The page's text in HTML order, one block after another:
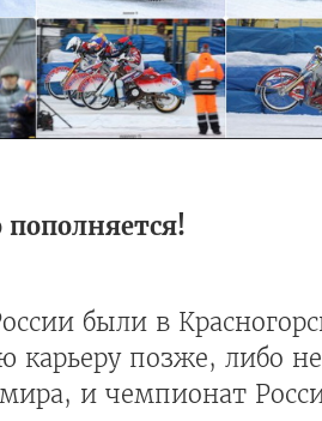
были в
позже, либо
и чемпионат